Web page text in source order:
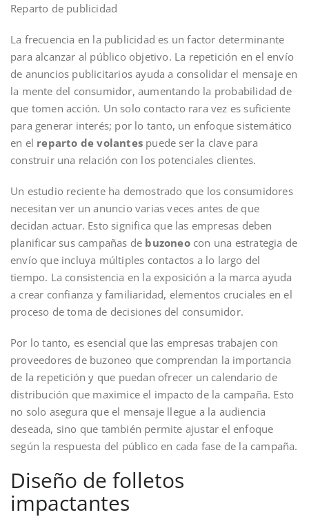
Reparto de publicidad
La frecuencia en la publicidad es un factor determinante
para alcanzar al público objetivo. La repetición en el envío
de anuncios publicitarios ayuda a consolidar el mensaje en
la mente del consumidor, aumentando la probabilidad de
que tomen acción. Un solo contacto rara vez es suficiente
para generar interés; por lo tanto, un enfoque sistemático
en el reparto de volantes puede ser la clave para
construir una relación con los potenciales clientes.
Un estudio reciente ha demostrado que los consumidores
necesitan ver un anuncio varias veces antes de que
decidan actuar. Esto significa que las empresas deben
planificar sus campañas de buzoneocon una estrategia de
envío que incluya múltiples contactos a lo largo del
tiempo. La consistencia en la exposición a la marca ayuda
a crear confianza y familiaridad, elementos cruciales en el
proceso de toma de decisiones del consumidor.
Por lo tanto, es esencial que las empresas trabajen con
proveedores de buzoneo que comprendan la importancia
de la repetición y que puedan ofrecer un calendario de
distribución que maximice el impacto de la campaña. Esto
no solo asegura que el mensaje llegue a la audiencia
deseada, sino que también permite ajustar el enfoque
según la respuesta del público en cada fase de la campaña.
Diseño de folletos
impactantes